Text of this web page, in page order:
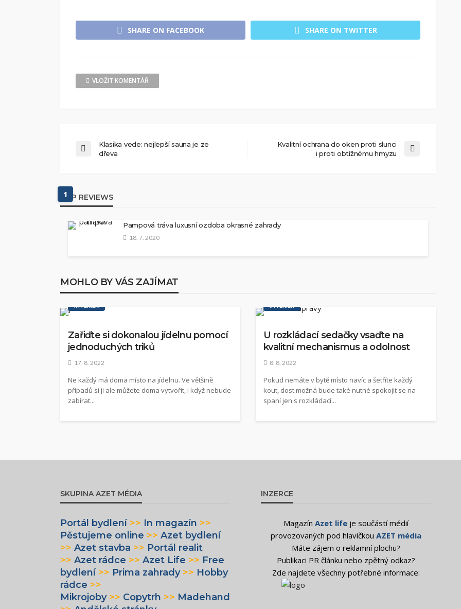
SHARE ON FACEBOOK SHARE ON TWITTER
VLOŽIT KOMENTÁŘ
Klasika vede: nejlepší sauna je ze
dřeva
Kvalitní ochrana do oken proti slunci
i proti obtížnému hmyzu
TOP REVIEWS
1
Pampová tráva luxusní ozdoba okrasné zahrady
18. 7. 2020
MOHLO BY VÁS ZAJÍMAT
INTERIÉR
Zařiďte si dokonalou jídelnu pomocí
jednoduchých triků
17. 8. 2022
Ne každý má doma místo na jídelnu. Ve většině
případů si ji ale můžete doma vytvořit, i když nebude
zabírat...
INTERIÉR
U rozkládací sedačky vsaďte na
kvalitní mechanismus a odolnost
8. 8. 2022
Pokud nemáte v bytě místo navíc a šetříte každý
kout, dost možná bude také nutné spokojit se na
spaní jen s rozkládací...
SKUPINA AZET MÉDIA
Portál bydlení >> In magazín >>
Pěstujeme online >> Azet bydlení
>> Azet stavba >> Portál realit
>> Azet rádce >> Azet Life >> Free
bydlení >> Prima zahrady >> Hobby
rádce >>
Mikrojoby >> Copytrh >> Madehand
INZERCE
Magazín Azet lifeje součástí médií
provozovaných pod hlavičkou AZET média
Máte zájem o reklamní plochu?
Publikaci PR článku nebo zpětný odkaz?
Zde najdete všechny potřebné informace: